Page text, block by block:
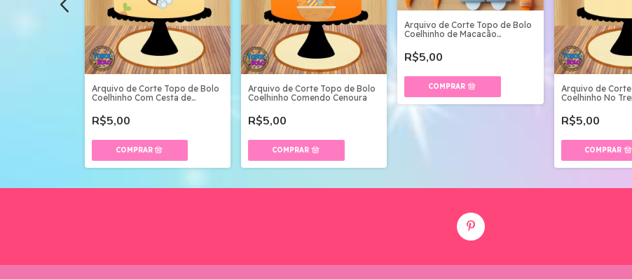
Arquivo de Corte Topo de Bolo
Coelhinho Com Cesta de
R$5,00
Arquivo de Corte Topo de Bolo
Coelhinho Comendo Cenoura
R$5,00
Arquivo de Corte Topo de Bolo
Coelhinho de Macacão
R$5,00
Arquivo de
Coelhinho No
R$5,00